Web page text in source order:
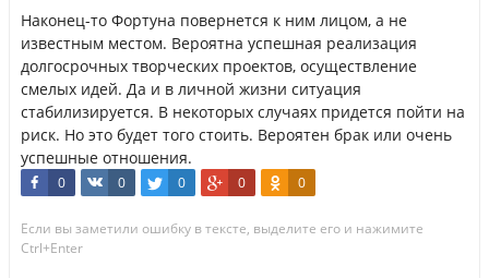
Наконец-то Фортуна повернется к ним лицом, а не
известным местом. Вероятна успешная реализация
долгосрочных творческих проектов, осуществление
смелых идей. Да и в личной жизни ситуация
стабилизируется. В некоторых случаях придется пойти на
риск. Но это будет того стоить. Вероятен брак или очень
успешные отношения.
0 0 0 0 0
Если вы заметили ошибку в тексте, выделите его и нажимите
Ctrl+Enter